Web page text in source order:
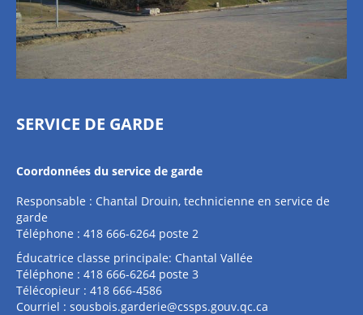
SERVICE DE GARDE
Coordonnées du service de garde
Responsable : Chantal Drouin, technicienne en service de
garde
Téléphone : 418 666-6264 poste 2
Éducatrice classe principale: Chantal Vallée
Téléphone : 418 666-6264 poste 3
Télécopieur : 418 666-4586
Courriel : sousbois.garderie@cssps.gouv.qc.ca